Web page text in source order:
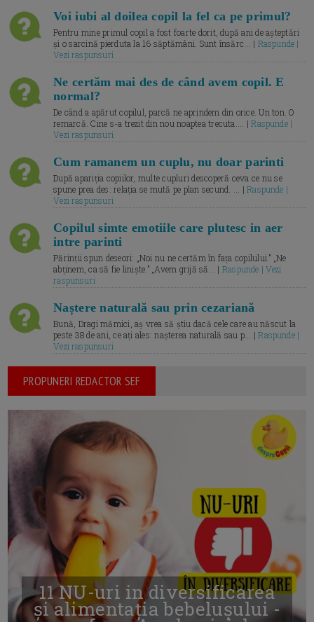
Voi iubi al doilea copil la fel ca pe primul?
Pentru mine primul copil a fost foarte dorit, după ani de așteptări
și o sarcină pierduta la 16 săptămâni. Sunt însărc... | Raspunde |
Vezi raspunsuri
Ne certăm mai des de când avem copil. E
normal?
De când a apărut copilul, parcă ne aprindem din orice. Un ton. O
remarcă. Cine s-a trezit din nou noaptea trecuta.... |Raspunde |
Vezi raspunsuri
Cum ramanem un cuplu, nu doar parinti
După apariția copiilor, multe cupluri descoperă ceva ce nu se
spune prea des: relația se mută pe plan secund. ... |Raspunde |
Vezi raspunsuri
Copilul simte emotiile care plutesc in aer
intre parinti
Părinții spun deseori: „Noi nu ne certăm în fața copilului.” „Ne
abținem, ca să fie liniște.” „Avem grijă să... | Raspunde | Vezi
raspunsuri
Naștere naturală sau prin cezariană
Bună, Dragi mămici, aș vrea să știu dacă cele care au născut la
peste 38 de ani, ce ați ales: nașterea naturală sau p... |Raspunde |
Vezi raspunsuri
PROPUNERI REDACTOR SEF
11 NU-uri in diversificarea
și alimentația bebelușului -